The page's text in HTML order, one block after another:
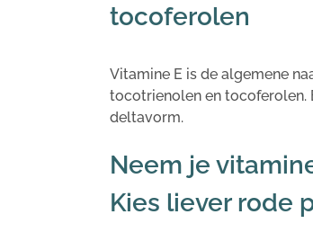
tocoferolen
Vitamine E is de algemene
tocotrienolen en tocoferolen.
deltavorm.
Neem je
Kies liever rode